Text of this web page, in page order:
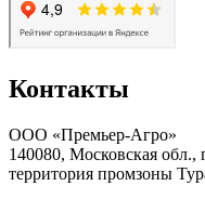
Контакты
ООО «Премьер-Агро»
140080, Московская обл.,
территория промзоны